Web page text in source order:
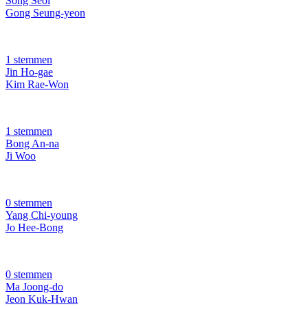
Gong Seung-yeon
1 stemmen
Jin Ho-gae
Kim Rae-Won
1 stemmen
Bong An-na
Ji Woo
0 stemmen
Yang Chi-young
Jo Hee-Bong
0 stemmen
Ma Joong-do
Jeon Kuk-Hwan